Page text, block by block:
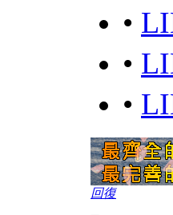
•
•
•
回復